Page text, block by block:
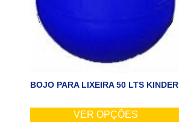
BOJO PARA LIXEIRA 50 LTS KINDER
VER OPÇÕES